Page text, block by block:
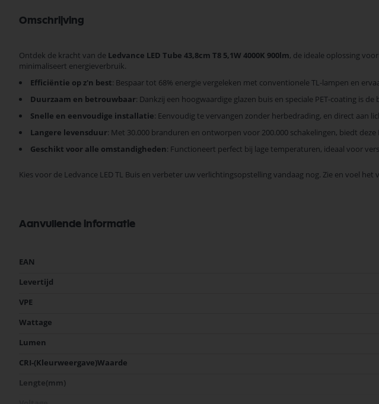
Omschrijving
Ontdek de kracht van de Ledvance LED Tube 43,8cm T8 5,1W 4000K 900lm, de ideale oplossing
minimaliseert energieverbruik.
Efficiëntie op z'n best: Bespaar tot 68% energie vergeleken met conventionele TL-lampen en
Duurzaam en betrouwbaar: Dankzij een hoogwaardige glazen buis en speciale PET-coating is
Snelle en eenvoudige installatie: Eenvoudig te vervangen zonder herbedrading, en direct aan
Langere levensduur: Met 30.000 branduren en ontworpen voor 200.000 schakelingen, biedt
Geschikt voor alle omstandigheden: Functioneert perfect bij lage temperaturen, ideaal voor
Kies voor de Ledvance LED TL Buis en verbeter uw verlichtingsopstelling vandaag nog. Zie en voel het
Aanvullende informatie
Meer
EAN
Levertijd
VPE
Wattage
Lumen
CRI-(Kleurweergave)Waarde
Lengte(mm)